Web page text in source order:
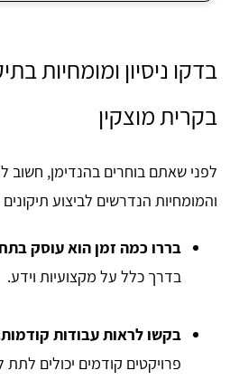
בדקו ניסיון ומומחיות
בקרית מוצקין
לפני שאתם בוחרים בהנדימן, חשוב
והמומחיות הנדרשים לביצוע
בררו כמה זמן הוא עוסק
בדרך כלל על מקצועיות וידע.
בקשו לראות עבודות
פרויקטים קודמים יכולים